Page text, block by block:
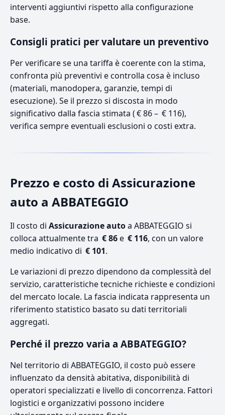
interventi aggiuntivi rispetto alla configurazione
base.
Consigli pratici per valutare un preventivo
Per verificare se una tariffa è coerente con la stima,
confronta più preventivi e controlla cosa è incluso
(materiali, manodopera, garanzie, tempi di
esecuzione). Se il prezzo si discosta in modo
significativo dalla fascia stimata ( € 86 – € 116),
verifica sempre eventuali esclusioni o costi extra.
Prezzo e costo di Assicurazione
auto a ABBATEGGIO
Il costo di Assicurazione autoa ABBATEGGIO si
colloca attualmente tra € 86e € 116, con un valore
medio indicativo di € 101.
Le variazioni di prezzo dipendono da complessità del
servizio, caratteristiche tecniche richieste e condizioni
del mercato locale. La fascia indicata rappresenta un
riferimento statistico basato su dati territoriali
aggregati.
Perché il prezzo varia a ABBATEGGIO?
Nel territorio di ABBATEGGIO, il costo può essere
influenzato da densità abitativa, disponibilità di
operatori specializzati e livello di concorrenza. Fattori
logistici e organizzativi possono incidere